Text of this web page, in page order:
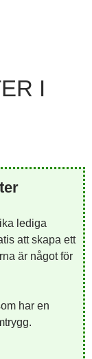
I
lediga
att skapa ett
är något för
har en